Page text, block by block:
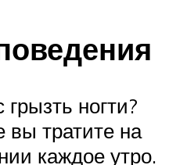
грызть ногти?
вы тратите на
каждое утро.